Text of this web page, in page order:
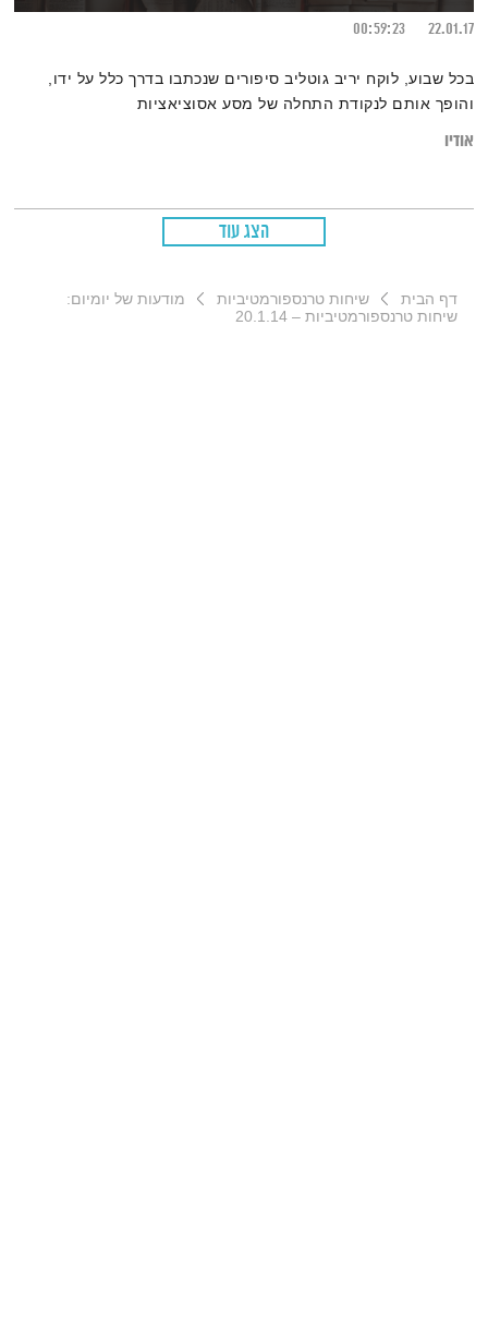
22.01.17
00:59:23
בכל שבוע, לוקח יריב גוטליב סיפורים שנכתבו בדרך כלל על ידו,
והופך אותם לנקודת התחלה של מסע אסוציאציות
אודיו
הצג עוד
דף הבית שיחות טרנספורמטיביות
מודעות של יומיום:
שיחות טרנספורמטיביות – 20.1.14